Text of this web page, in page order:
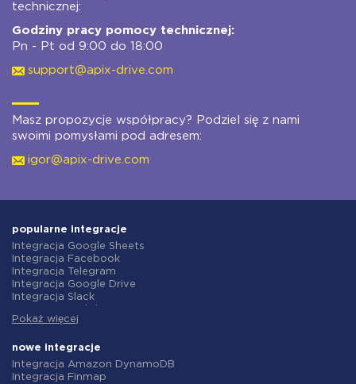
technicznej:
Godziny pracy pomocy technicznej:
Pn - Pt od 9:00 do 18:00
support@apix-drive.com
Masz propozycje współpracy? Podziel się z nami
swoimi pomysłami pod adresem:
igor@apix-drive.com
popularne integracje
Integracja Google Sheets
Integracja Facebook
Integracja Telegram
Integracja Google Drive
Integracja Slack
Integracja Gmail
Integracja ClickUp
Integracja Airtable
Integracja Google Contacts
Pokaż więcej
nowe integracje
Integracja Amazon DynamoDB
Integracja Finmap